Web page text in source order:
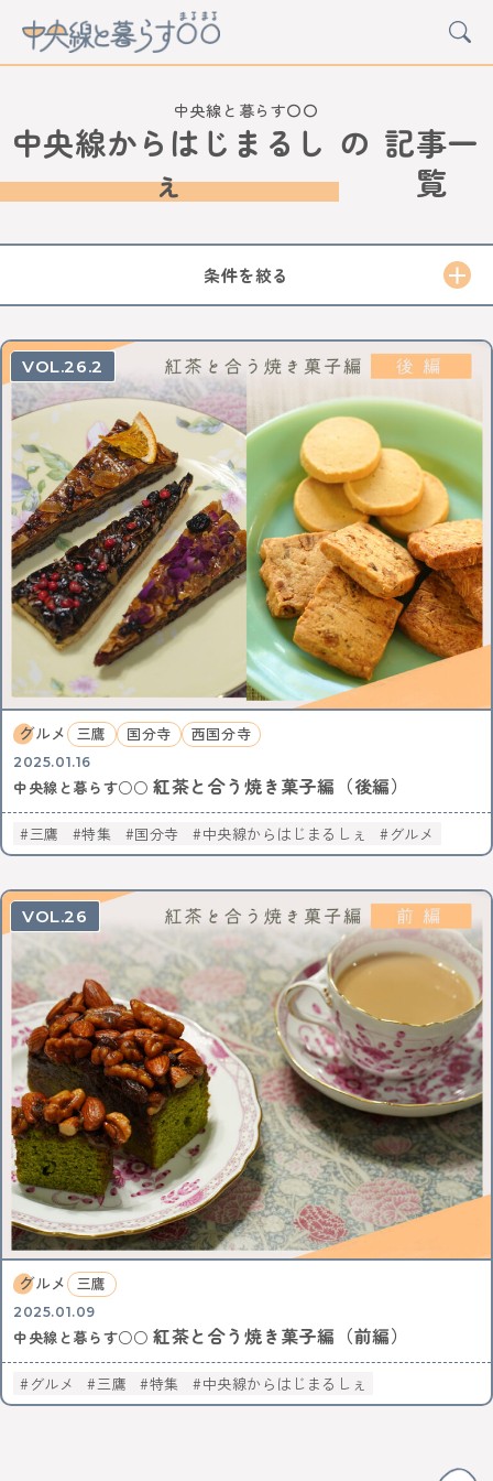
CATEGORY
三鷹
武蔵境 東小金井 武蔵小金井
国分寺
西国分寺
国立 立川 日野 豊田
八王子
西八王子
高尾 西立川
拝島
牛浜 福生 羽村 小作 河辺
東青梅
青梅
KEYWORD
イルミネーション
お菓子 三鷹
八王子
西八王子
レポート 特集
特集分割版
中央線〇〇散歩
イタリアン 国立
武蔵小金井
東小金井
和菓子 スイーツ チョコレート
写真
ポートレート
中野サンプラザ
中野ブロードウェイ
サブカル アニメ
杉並区
武蔵野市
ゴミ処理場 体験
ワークショップ
バレンタイン
立川 サポート記事
カフェ散歩
イベント
かき氷 阿佐ヶ谷
自動車教習所 武蔵境
イマジナス
農業 小金井市 西国分寺
高尾
動物
中央線からはじまるしぇ 立川市
日本酒
ノミノイチ
ソーセージ
定食
中央線の魅力発見
辛い物
とんがらしフェスタ
家具
リノベーション 模様替え
食器
美術館
西荻窪 パンまつり
桜
フォトスポット
街歩き
中央線ビールフェスティバル
吉祥寺 本
絵本
コーヒー カフェ ヴィンテージ
骨董市
木工チャレンジ
ビール
グルメ
ビールフェスティバル
クラフトビール
カーブーツ
中央線コーヒーフェスティバル
レトロ
通信
はじまるしぇ
パン デザート ケーキ
ジャズ
音楽
阿佐谷 カレーなる戦い
中央線パンまつり
高円寺フェス
カレー NTT技術史料館
謎解き
ファミリー向け
ファミリーイベント
武蔵境
遊び
高円寺 NTT
おすすめ情報を投稿する
中央線と暮らす〇〇
中央線からはじまるし
ぇ
の 記事一
覧
条件を絞る
26.2
グルメ 三鷹 国分寺 西国分寺
2025.01.16
中央線と暮らす○○ 紅茶と合う焼き菓子編（後編）
三鷹 特集 国分寺 中央線からはじまるしぇ グルメ
26
グルメ 三鷹
2025.01.09
中央線と暮らす○○ 紅茶と合う焼き菓子編（前編）
グルメ 三鷹 特集 中央線からはじまるしぇ